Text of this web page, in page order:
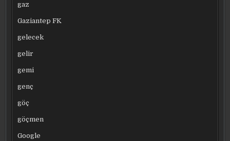
gaz
Gaziantep FK
gelecek
gelir
gemi
genç
göç
göçmen
Google